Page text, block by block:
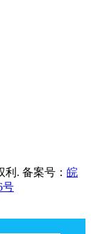
. 备案号： 皖
号